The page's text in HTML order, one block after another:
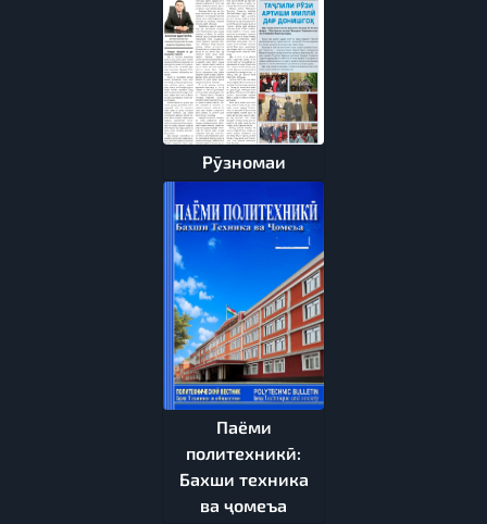
Рӯзномаи
Паёми
политехникӣ:
Бахши техника
ва ҷомеъа